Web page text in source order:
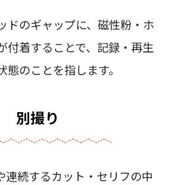
ドのギャップに、磁性粉・ホ
付着することで、記録・再生
のことを指します。
別撮り
連続するカット・セリフの中